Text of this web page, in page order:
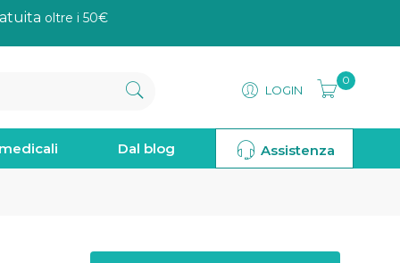
oltre i 50€
LOGIN
0
Dal blog Assistenza